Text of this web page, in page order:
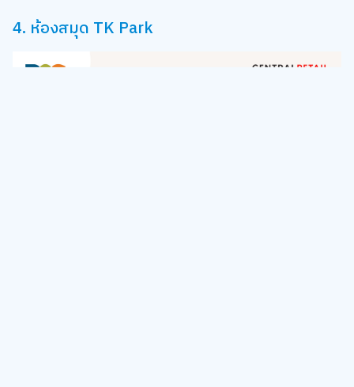
4. ห้องสมุด TK Park